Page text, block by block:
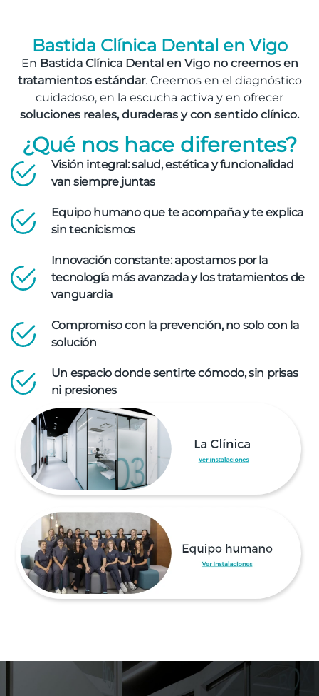
Bastida Clínica Dental en Vigo
En Bastida Clínica Dental en Vigo no creemos en
tratamientos estándar. Creemos en el diagnóstico
cuidadoso, en la escucha activa y en ofrecer
soluciones reales, duraderas y con sentido clínico.
¿Qué nos hace diferentes?
Visión integral: salud, estética y funcionalidad
van siempre juntas
Equipo humano que te acompaña y te explica
sin tecnicismos
Innovación constante: apostamos por la
tecnología más avanzada y los tratamientos de
vanguardia
Compromiso con la prevención, no solo con la
solución
Un espacio donde sentirte cómodo, sin prisas
ni presiones